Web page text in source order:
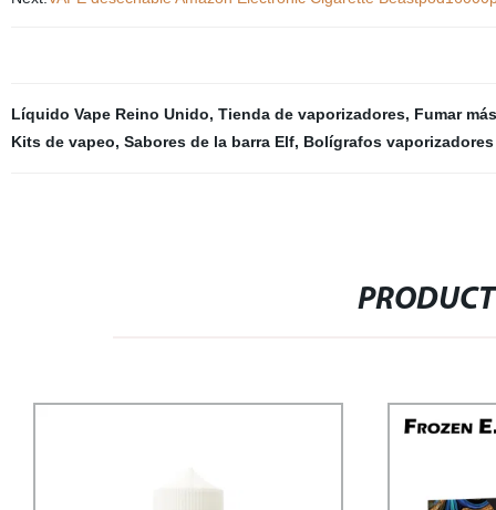
Líquido Vape Reino Unido, Tienda de vaporizadores, Fumar
Kits de vapeo, Sabores de la barra Elf, Bolígrafos